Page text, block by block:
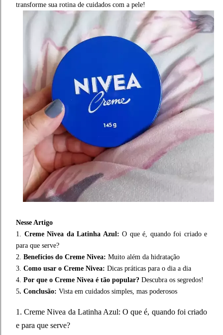
transforme sua rotina de cuidados com a pele!
Nesse Artigo
1. Creme Nivea da Latinha Azul: O que é, quando foi criado e
para que serve?
2. Benefícios do Creme Nivea: Muito além da hidratação
3. Como usar o Creme Nivea: Dicas práticas para o dia a dia
4. Por que o Creme Nivea é tão popular? Descubra os segredos!
5. Conclusão: Vista em cuidados simples, mas poderosos
1. Creme Nivea da Latinha Azul: O que é, quando foi criado
e para que serve?